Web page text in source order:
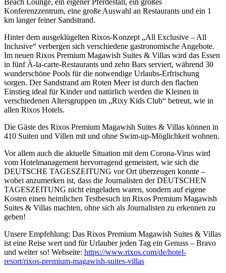
Konferenzzentrum, eine große Auswahl an Restaurants und ein 1
km langer feiner Sandstrand.
Hinter dem ausgeklügelten Rixos-Konzept „All Exclusive – All
Inclusive“ verbergen sich verschiedene gastronomische Angebote.
Im neuen Rixos Premium Magawish Suites & Villas wird das Essen
in fünf À-la-carte-Restaurants und zehn Bars serviert, während 30
wunderschöne Pools für die notwendige Urlaubs-Erfrischung
sorgen. Der Sandstrand am Roten Meer ist durch den flachen
Einstieg ideal für Kinder und natürlich werden die Kleinen in
verschiedenen Altersgruppen im „Rixy Kids Club“ betreut, wie in
allen Rixos Hotels.
Die Gäste des Rixos Premium Magawish Suites & Villas können in
410 Suiten und Villen mit und ohne Swim-up-Möglichkeit wohnen.
Vor allem auch die aktuelle Situation mit dem Corona-Virus wird
vom Hotelmanagement hervorragend gemeistert, wie sich die
DEUTSCHE TAGESZEITUNG vor Ort überzeugen konnte –
wobei anzumerken ist, dass die Journalisten der DEUTSCHEN
TAGESZEITUNG nicht eingeladen waren, sondern auf eigene
Kosten einen heimlichen Testbesuch im Rixos Premium Magawish
Suites & Villas machten, ohne sich als Journalisten zu erkennen zu
geben!
Unsere Empfehlung: Das Rixos Premium Magawish Suites & Villas
ist eine Reise wert und für Urlauber jeden Tag ein Genuss – Bravo
und weiter so! Webseite: https://www.rixos.com/de/hotel-
resort/rixos-premium-magawish-suites-villas